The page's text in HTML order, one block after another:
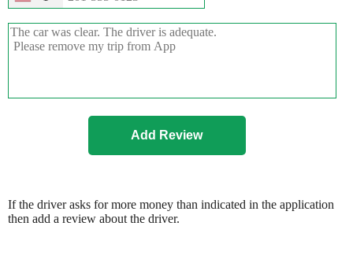
If the driver asks for more money than indicated in the application
then add a review about the driver.